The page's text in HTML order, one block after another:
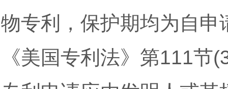
物专利，保护期均为自申
《美国专利法》第111